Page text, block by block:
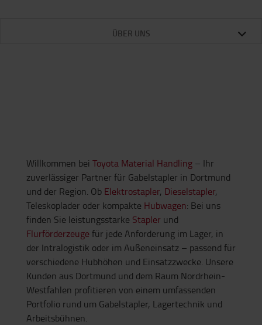
ÜBER UNS
Willkommen bei Toyota Material Handling – Ihr
zuverlässiger Partner für Gabelstapler in Dortmund
und der Region. Ob Elektrostapler, Dieselstapler,
Teleskoplader oder kompakte Hubwagen: Bei uns
finden Sie leistungsstarke Stapler und
Flurförderzeuge für jede Anforderung im Lager, in
der Intralogistik oder im Außeneinsatz – passend für
verschiedene Hubhöhen und Einsatzzwecke. Unsere
Kunden aus Dortmund und dem Raum Nordrhein-
Westfahlen profitieren von einem umfassenden
Portfolio rund um Gabelstapler, Lagertechnik und
Arbeitsbühnen.